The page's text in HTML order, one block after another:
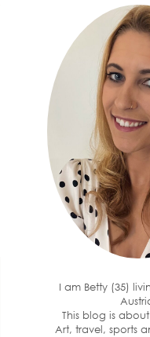
I am Betty (35)
This blog is
Art, travel, sports